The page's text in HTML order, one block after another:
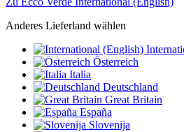
Anderes Lieferland wählen
Österreich
Italia
Deutschland
Great Britain
España
Slovenija